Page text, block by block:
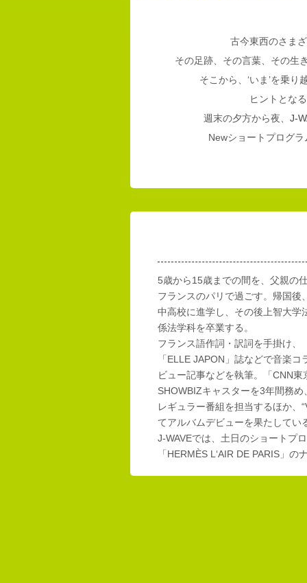
古今東西のさま
その足跡、その言葉、その生
そこから、‘いま’を乗
ヒントとな
週末の夕方から夜、 J-
Newショートプログ
5歳から15歳までの間を、父親の
フランスのパリで過ごす。帰国後
中高校に進学し、その後上智大学
係法学科を卒業する。
フランス語作詞・訳詞を手掛け、
「ELLE JAPON」誌などで音楽コ
ビュー記事などを執筆。「CNN東
SHOWBIZキャスターを3年間務め
レギュラー番組を担当するほか、
てアルバムデビューを果たしてい
J-WAVEでは、土日のショートプ
「HERMÈS L‘AIR DE PARIS」